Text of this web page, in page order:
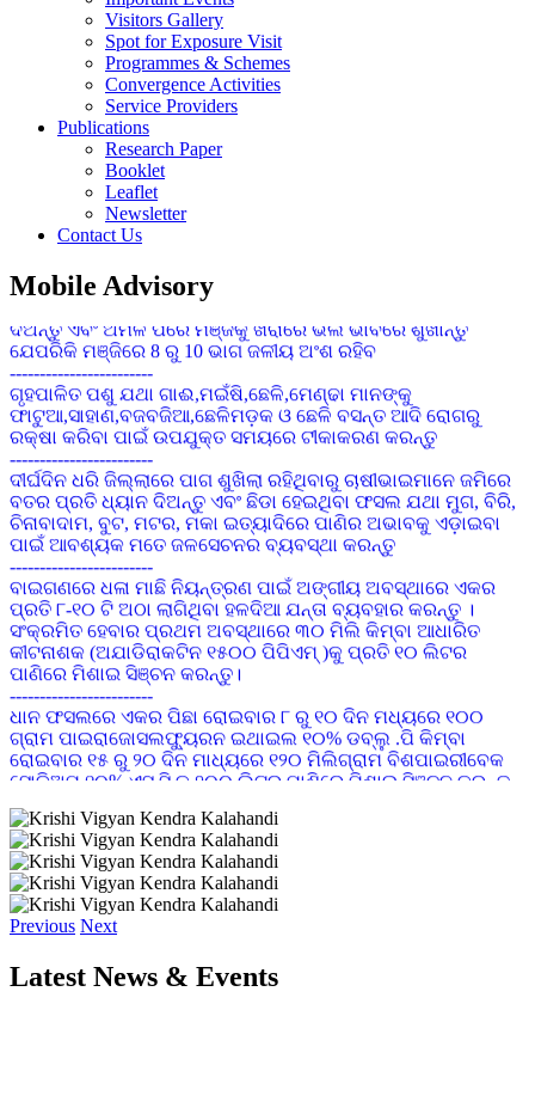
Visitors Gallery
Spot for Exposure Visit
Programmes & Schemes
Convergence Activities
Service Providers
Publications
Research Paper
Booklet
Leaflet
Newsletter
Contact Us
Mobile Advisory
ସାଧାରଣ କପା ଚାଷପାଇଁ ୧ କି.ଗ୍ରା. ପ୍ରତି ଏକର ଏବଂ ସଘନ କପା
ଚାଷପାଇଁ ୫ କି.ଗ୍ରା. ପ୍ରତି ଏକର ବିହନ ଆବଶ୍ୟକ
------------------------
ବୁଣିବା ପୂର୍ବରୁ ୧ କିଗ୍ରା ମଞ୍ଜିକୁ ୭ ଗ୍ରାମ ଇମିଡାକ୍ଲୋପ୍ରିଡ୍ ୭୦ ଡବ୍ଲୁ.ଜି
ଦ୍ୱାରା ବିଶୋଧନ କରନ୍ତୁ ଯାହାଦ୍ୱାରା ଶୋଷକ ପୋକାମାନର ସଂକ୍ରମଣ
ହ୍ରାସ ପାଇବ
------------------------
ଚିନାବାଦାମର ପତ୍ର ସୁଡଙ୍ଗ ପୋକ : ବର୍ତମାନ ପାଗରେ ଉଚ୍ଚ ତାପମାତ୍ରା
ପାଇଁ ପତ୍ର ସୁଢଙ୍ଗ ପୋକର ପାଦୁର୍ଭାବ ଦେଖା ଦେବାର ସମ୍ଭାବନା ରହିଛି ।
ସଂକ୍ରମଣ ଦେଖା ଦେଲେ ନିୟନ୍ତ୍ରଣ ପାଇଁ ୨ ମିଲିଗ୍ରାମ Prophenophos
୫୦% ଇସି କୁ ପ୍ରତି ଏକ ଲିଟର ପାଣିରେ ମିଶାଇ ସିଞ୍ଚନ କେନ୍ତୁ ।
ଚଣା ଓ ବୁଟର ୭୦ ରୁ ୮୦ ଭାଗ ଛୁଇଁ ପାକଳ ହୋଇଗଲେ ଅମଳ କରି
ଦିଅନ୍ତୁ ଏବଂ ଅମଳ ପରେ ମଞ୍ଜିକୁ ଖରାରେ ଭଲ ଭାବରେ ଶୁଖାନ୍ତୁ
ଯେପରିକି ମଞ୍ଜିରେ 8 ରୁ 10 ଭାଗ ଜଳୀୟ ଅଂଶ ରହିବ
------------------------
ଗୃହପାଳିତ ପଶୁ ଯଥା ଗାଈ,ମଇଁଷି,ଛେଳି,ମେଣ୍ଢା ମାନଙ୍କୁ
ଫାଟୁଆ,ସାହାଣ,ବଜବଜିଆ,ଛେଳିମଡ଼କ ଓ ଛେଳି ବସନ୍ତ ଆଦି ରୋଗରୁ
ରକ୍ଷା କରିବା ପାଇଁ ଉପଯୁକ୍ତ ସମୟରେ ଟୀକାକରଣ କରନ୍ତୁ
------------------------
ଦୀର୍ଘଦିନ ଧରି ଜିଲ୍ଲାରେ ପାଗ ଶୁଖିଲା ରହିଥିବାରୁ ଚାଷୀଭାଇମାନେ ଜମିରେ
ବତର ପ୍ରତି ଧ୍ୟାନ ଦିଅନ୍ତୁ ଏବଂ ଛିଡା ହେଇଥିବା ଫସଲ ଯଥା ମୁଗ, ବିରି,
ଚିନାବାଦାମ, ବୁଟ, ମଟର, ମକା ଇତ୍ୟାଦିରେ ପାଣିର ଅଭାବକୁ ଏଡ଼ାଇବା
ପାଇଁ ଆବଶ୍ୟକ ମତେ ଜଳସେଚନର ବ୍ୟବସ୍ଥା କରନ୍ତୁ
------------------------
ବାଇଗଣରେ ଧଳା ମାଛି ନିୟନ୍ତ୍ରଣ ପାଇଁ ଅଙ୍ଗୀୟ ଅବସ୍ଥାରେ ଏକର
ପ୍ରତି ୮-୧୦ ଟି ଅଠା ଲାଗିଥିବା ହଳଦିଆ ଯନ୍ତା ବ୍ୟବହାର କରନ୍ତୁ ।
ସଂକ୍ରମିତ ହେବାର ପ୍ରଥମ ଅବସ୍ଥାରେ ୩୦ ମିଲି କିମ୍ବା ଆଧାରିତ
କୀଟନାଶକ (ଅଯାଡିରାକଟିନ ୧୫୦୦ ପିପିଏମ୍ )କୁ ପ୍ରତି ୧୦ ଲିଟର
ପାଣିରେ ମିଶାଇ ସିଞ୍ଚନ କରନ୍ତୁ।
------------------------
ଧାନ ଫସଲରେ ଏକର ପିଛା ରୋଇବାର ୮ ରୁ ୧୦ ଦିନ ମଧ୍ୟରେ ୧୦୦
ଗ୍ରାମ ପାଇରାଜୋସଲଫ୍ୟୁରନ ଇଥାଇଲ ୧୦% ଡବ୍ଲୁ .ପି କିମ୍ବା
ରୋଇବାର ୧୫ ରୁ ୨୦ ଦିନ ମାଧ୍ୟରେ ୧୨୦ ମିଲିଗ୍ରାମ ବିଶପାଇରୀବେକ
ସୋଡିଅମ ୧୦% ଏସ.ସି କୁ ୨୦୦ ଲିଟର ପାଣିରେ ମିଶାଇ ସିଞ୍ଚନ କରନ୍ତୁ
------------------------
ୟୁରିଆ ସାରାକୁ ବୁଣିବାର ୨୦ ରୁ ୨୫ ଦିନ ମଧ୍ୟରେ ପ୍ରୟୋଗ କରନ୍ତୁ ।
ରୁଆ ଧାନ କ୍ଷେତ୍ରରେ ଶେଷ ଥର କାଦୁଅ କରିବା ସମୟରେ ମୂଳ ସାର
ଭାବେ ଏକର ପିଛା ଡି.ଏ.ପି ୪୪ କି.ଗ୍ରା ଓ ୨୨ କି.ଗ୍ରା. ଏମ.ଓ.ପି ସାର
ପ୍ରୟୋଗ କରନ୍ତୁ ଏବଂ ରୋଇବାର ୨୦ ରୁ ୨୫ ଦିନ ମଧ୍ୟରେ ୩୫ କି.ଗ୍ରା.
ୟୁରିଆ ସାରକୁ ପ୍ରଥମ କିସ୍ତି ସାର ହିସାବରେ ପ୍ରୟୋଗ କରନ୍ତୁ ।
------------------------
IMIDACLOPRID ୧୭.୮ SL କୁ ୦.୩ ମି.ଲି ପ୍ରତି ୧ ଲିଟର ପାଣିରେ
ମିଶାଇ ସିଞ୍ଚନ କରନ୍ତୁ
Previous Next
Latest News & Events